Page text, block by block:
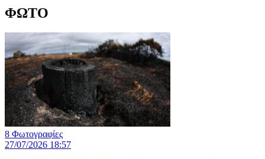
ΦΩΤΟ
8 Φωτογραφίες
27/07/2026 18:57